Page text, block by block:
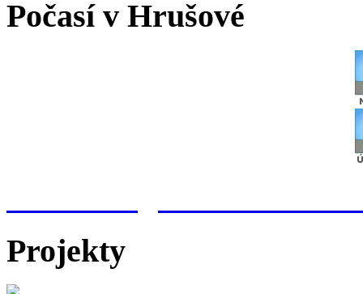
Počasí v Hrušové
Projekty